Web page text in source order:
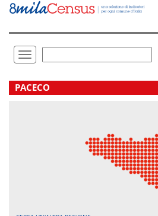
Vai
direttamente
Toggle
navigation
.
PACECO